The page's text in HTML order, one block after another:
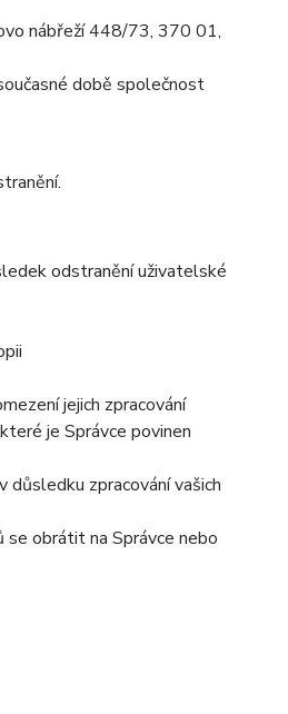
nábřeží 448/73, 370 01,
době společnost
odstranění uživatelské
jejich zpracování
je Správce povinen
důsledku zpracování vašich
se obrátit na Správce nebo